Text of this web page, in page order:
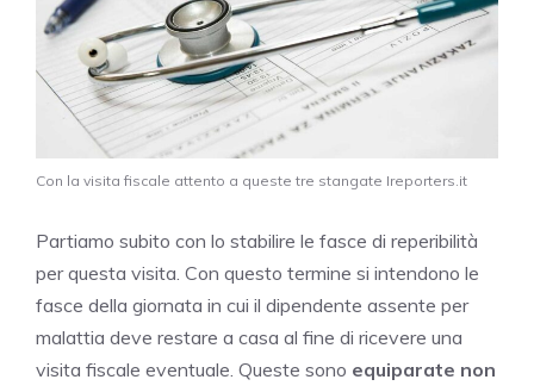
Con la visita fiscale attento a queste tre stangate Ireporters.it
Partiamo subito con lo stabilire le fasce di reperibilità
per questa visita. Con questo termine si intendono le
fasce della giornata in cui il dipendente assente per
malattia deve restare a casa al fine di ricevere una
visita fiscale eventuale. Queste sono equiparate non